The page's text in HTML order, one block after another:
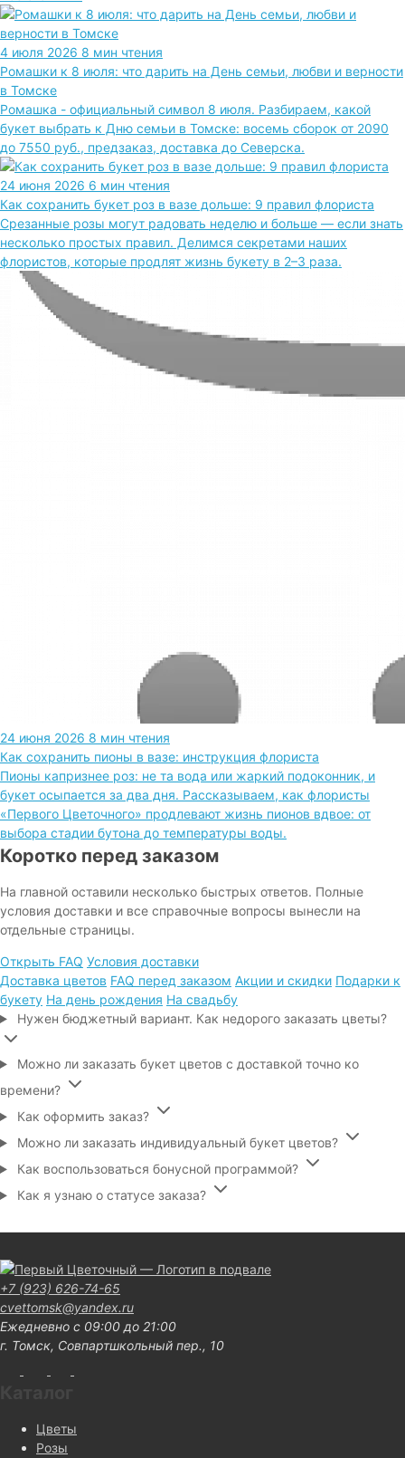
4 июля 2026 8 мин чтения
Ромашки к 8 июля: что дарить на День семьи, любви и верности
в Томске
Ромашка - официальный символ 8 июля. Разбираем, какой
букет выбрать к Дню семьи в Томске: восемь сборок от 2090
до 7550 руб., предзаказ, доставка до Северска.
24 июня 2026 6 мин чтения
Как сохранить букет роз в вазе дольше: 9 правил флориста
Срезанные розы могут радовать неделю и больше — если знать
несколько простых правил. Делимся секретами наших
флористов, которые продлят жизнь букету в 2–3 раза.
24 июня 2026 8 мин чтения
Как сохранить пионы в вазе: инструкция флориста
Пионы капризнее роз: не та вода или жаркий подоконник, и
букет осыпается за два дня. Рассказываем, как флористы
«Первого Цветочного» продлевают жизнь пионов вдвое: от
выбора стадии бутона до температуры воды.
Коротко перед заказом
На главной оставили несколько быстрых ответов. Полные
условия доставки и все справочные вопросы вынесли на
отдельные страницы.
Открыть FAQ Условия доставки
Доставка цветов FAQ перед заказом Акции и скидки Подарки к
букету На день рождения На свадьбу
Нужен бюджетный вариант. Как недорого заказать цветы?
Можно ли заказать букет цветов с доставкой точно ко
времени?
Как оформить заказ?
Можно ли заказать индивидуальный букет цветов?
Как воспользоваться бонусной программой?
Как я узнаю о статусе заказа?
+7 (923) 626-74-65
cvettomsk@yandex.ru
Ежедневно с 09:00 до 21:00
г. Томск, Совпартшкольный пер., 10
Цветы
Розы